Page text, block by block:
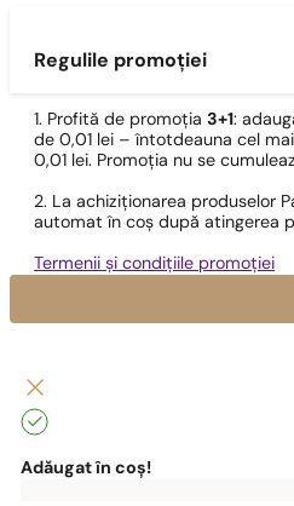
Regulile promoției
1. Profită de promoția 3+1:
de 0,01 lei – întotdeauna cel
0,01 lei. Promoția nu se
2. La achiziționarea produselor
automat în coș după atingerea
Termenii și condițiile promoției
Adăugat în coș!